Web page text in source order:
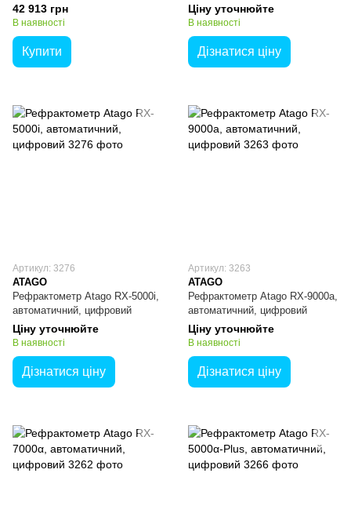
42 913 грн
В наявності
Купити
Ціну уточнюйте
В наявності
Дізнатися ціну
Артикул: 3276
ATAGO
Рефрактометр Atago RX-5000i,
автоматичний, цифровий
Ціну уточнюйте
В наявності
Дізнатися ціну
Артикул: 3263
ATAGO
Рефрактометр Atago RX-9000a,
автоматичний, цифровий
Ціну уточнюйте
В наявності
Дізнатися ціну